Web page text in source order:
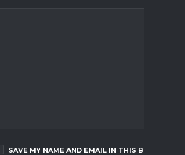
SAVE MY NAME AND EMAIL IN THIS BROWSER